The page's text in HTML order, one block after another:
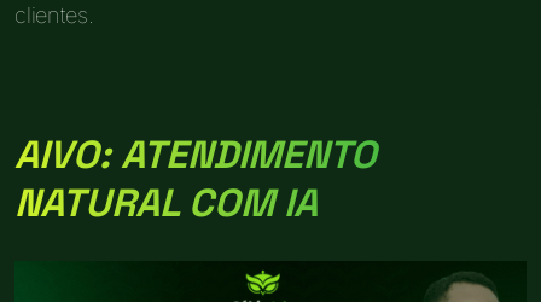
clientes.
AIVO: ATENDIMENTO
NATURAL COM IA